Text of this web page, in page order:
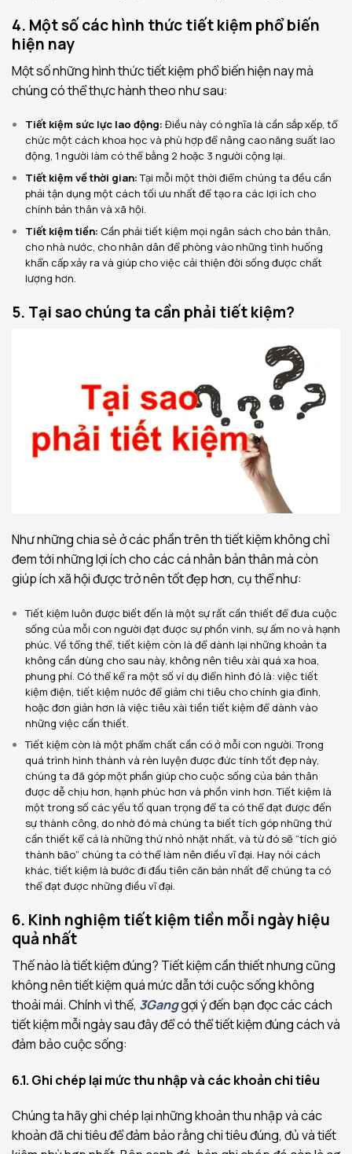
4. Một số các hình thức tiết kiệm phổ biến
hiện nay
Một số những hình thức tiết kiệm phổ biến hiện nay mà
chúng có thể thực hành theo như sau:
Tiết kiệm sức lực lao động: Điều này có nghĩa là cần sắp xếp, tổ
chức một cách khoa học và phù hợp để nâng cao năng suất lao
động, 1 người làm có thể bằng 2 hoặc 3 người cộng lại.
Tiết kiệm về thời gian:Tại mỗi một thời điểm chúng ta đều cần
phải tận dụng một cách tối ưu nhất để tạo ra các lợi ích cho
chính bản thân và xã hội.
Tiết kiệm tiền: Cần phải tiết kiệm mọi ngân sách cho bản thân,
cho nhà nước, cho nhân dân để phòng vào những tình huống
khẩn cấp xảy ra và giúp cho việc cải thiện đời sống được chất
lượng hơn.
5. Tại sao chúng ta cần phải tiết kiệm?
Như những chia sẻ ở các phần trên th tiết kiệm không chỉ
đem tới những lợi ích cho các cá nhân bản thân mà còn
giúp ích xã hội được trở nên tốt đẹp hơn, cụ thể như:
Tiết kiệm luôn được biết đến là một sự rất cần thiết để đưa cuộc
sống của mỗi con người đạt được sự phồn vinh, sự ấm no và hạnh
phúc. Về tổng thể, tiết kiệm còn là để dành lại những khoản ta
không cần dùng cho sau này, không nên tiêu xài quá xa hoa,
phung phí. Có thể kể ra một số ví dụ điển hình đó là: việc tiết
kiệm điện, tiết kiệm nước để giảm chi tiêu cho chính gia đình,
hoặc đơn giản hơn là việc tiêu xài tiền tiết kiệm để dành vào
những việc cần thiết.
Tiết kiệm còn là một phẩm chất cần có ở mỗi con người. Trong
quá trình hình thành và rèn luyện được đức tính tốt đẹp này,
chúng ta đã góp một phần giúp cho cuộc sống của bản thân
được dễ chịu hơn, hạnh phúc hơn và phồn vinh hơn. Tiết kiệm là
một trong số các yếu tố quan trọng để ta có thể đạt được đến
sự thành công, do nhờ đó mà chúng ta biết tích góp những thứ
cần thiết kể cả là những thứ nhỏ nhặt nhất, và từ đó sẽ “tích gió
thành bão” chúng ta có thể làm nên điều vĩ đại. Hay nói cách
khác, tiết kiệm là bước đi đầu tiên căn bản nhất để chúng ta có
thể đạt được những điều vĩ đại.
6. Kinh nghiệm tiết kiệm tiền mỗi ngày hiệu
quả nhất
Thế nào là tiết kiệm đúng? Tiết kiệm cần thiết nhưng cũng
không nên tiết kiệm quá mức dẫn tới cuộc sống không
thoải mái. Chính vì thế, 3Ganggợi ý đến bạn đọc các cách
tiết kiệm mỗi ngày sau đây để có thể tiết kiệm đúng cách và
đảm bảo cuộc sống:
6.1. Ghi chép lại mức thu nhập và các khoản chi tiêu
Chúng ta hãy ghi chép lại những khoản thu nhập và các
khoản đã chi tiêu để đảm bảo rằng chi tiêu đúng, đủ và tiết